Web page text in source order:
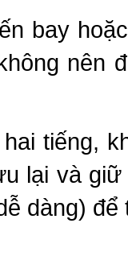
bay
nên
tiếng,
lại và
dàng)